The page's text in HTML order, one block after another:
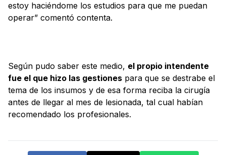
estoy haciéndome los estudios para que me puedan
operar” comentó contenta.
Según pudo saber este medio, el propio intendente
fue el que hizo las gestiones para que se destrabe el
tema de los insumos y de esa forma reciba la cirugía
antes de llegar al mes de lesionada, tal cual habían
recomendado los profesionales.